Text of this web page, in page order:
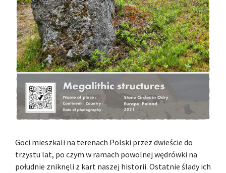
Goci mieszkali na terenach Polski przez dwieście do
trzystu lat, po czym w ramach powolnej wędrówki na
południe zniknęli z kart naszej historii. Ostatnie ślady ich